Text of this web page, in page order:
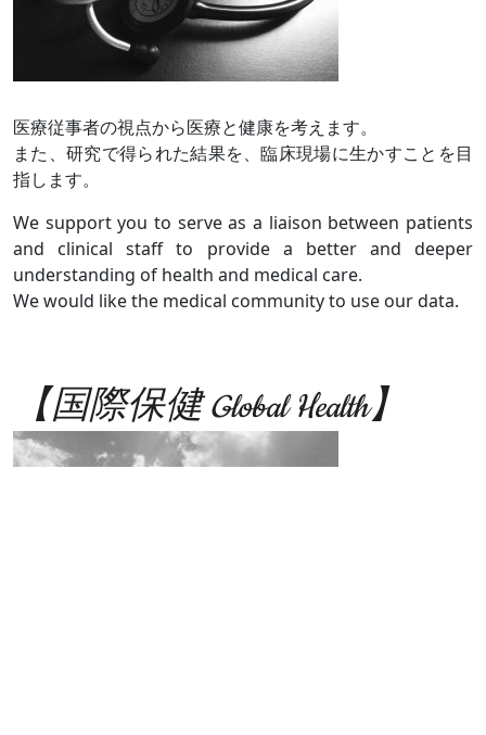
医療従事者の視点から医療と健康を考えます。
また、研究で得られた結果を、臨床現場に生かすことを目
指します。
We support you to serve as a liaison between patients
and clinical staff to provide a better and deeper
understanding of health and medical care.
We would like the medical community to use our data.
【国際保健 Global Health】